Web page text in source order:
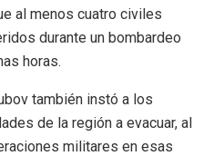
al menos cuatro civiles
durante un bombardeo
horas.
también instó a los
de la región a evacuar, al
militares en esas